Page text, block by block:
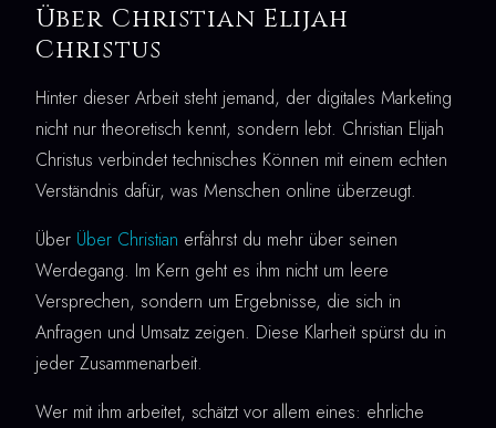
Über Christian Elijah
Christus
Hinter dieser Arbeit steht jemand, der digitales Marketing
nicht nur theoretisch kennt, sondern lebt. Christian Elijah
Christus verbindet technisches Können mit einem echten
Verständnis dafür, was Menschen online überzeugt.
Über Über Christian erfährst du mehr über seinen
Werdegang. Im Kern geht es ihm nicht um leere
Versprechen, sondern um Ergebnisse, die sich in
Anfragen und Umsatz zeigen. Diese Klarheit spürst du in
jeder Zusammenarbeit.
Wer mit ihm arbeitet, schätzt vor allem eines: ehrliche